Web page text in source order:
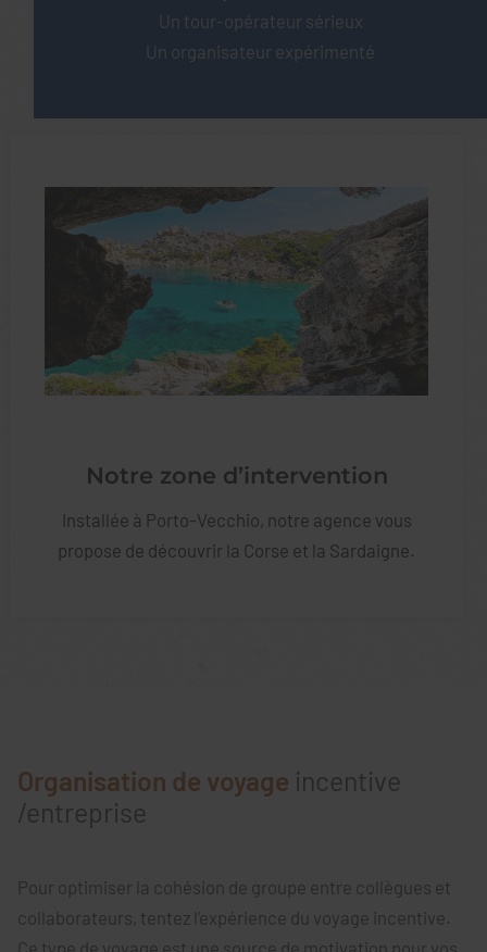
Un tour-opérateur sérieux
Un organisateur expérimenté
Notre zone d’intervention
Installée à Porto-Vecchio, notre agence vous
propose de découvrir la Corse et la Sardaigne.
Organisation de voyage incentive
/entreprise
Pour optimiser la cohésion de groupe entre collègues et
collaborateurs, tentez l’expérience du voyage incentive.